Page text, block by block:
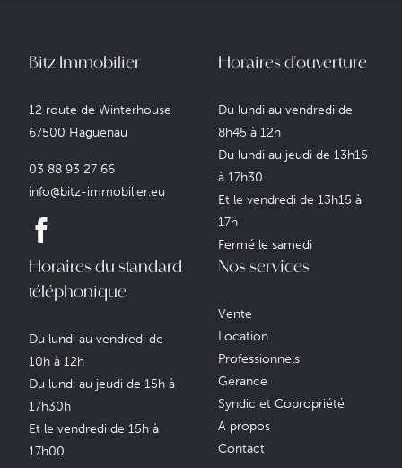
Bitz Immobilier
12 route de Winterhouse
67500 Haguenau
03 88 93 27 66
info@bitz-immobilier.eu
Horaires d'ouverture
Du lundi au vendredi de
8h45 à 12h
Du lundi au jeudi de 13h15
à 17h30
Et le vendredi de 13h15 à
17h
Fermé le samedi
Horaires du standard
téléphonique
Du lundi au vendredi de
10h à 12h
Du lundi au jeudi de 15h à
17h30h
Et le vendredi de 15h à
17h00
Nos services
Vente
Location
Professionnels
Gérance
Syndic et Copropriété
A propos
Contact